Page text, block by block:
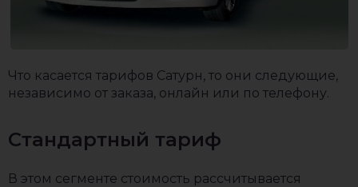
Что касается тарифов Сатурн, то они следующие,
независимо от заказа, онлайн или по телефону.
Стандартный тариф
В этом сегменте стоимость рассчитывается